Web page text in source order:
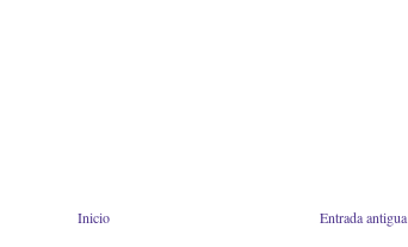
Entrada antigua
Inicio